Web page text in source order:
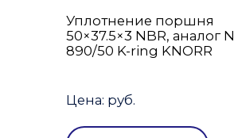
Уплотнение поршня
50×37.5×3 NBR, аналог N
890/50 K-ring KNORR
Цена: руб.